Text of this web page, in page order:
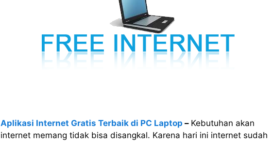
Aplikasi Internet Gratis Terbaik di PC Laptop – Kebutuhan akan
internet memang tidak bisa disangkal. Karena hari ini internet sudah